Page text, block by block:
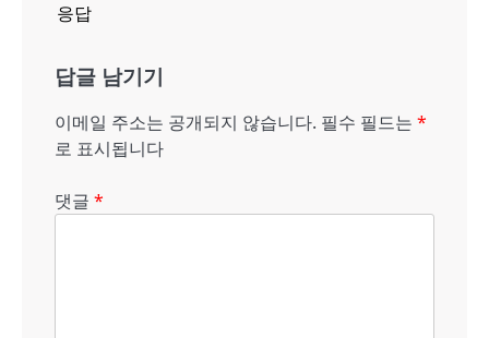
응답
답글 남기기
이메일 주소는 공개되지 않습니다. 필수 필드는 *
로 표시됩니다
댓글 *